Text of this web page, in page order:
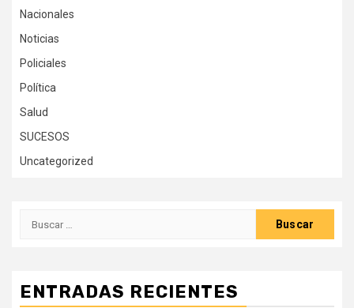
Nacionales
Noticias
Policiales
Política
Salud
SUCESOS
Uncategorized
Buscar:
ENTRADAS RECIENTES